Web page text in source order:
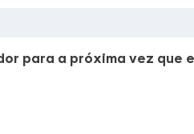
para a próxima vez que